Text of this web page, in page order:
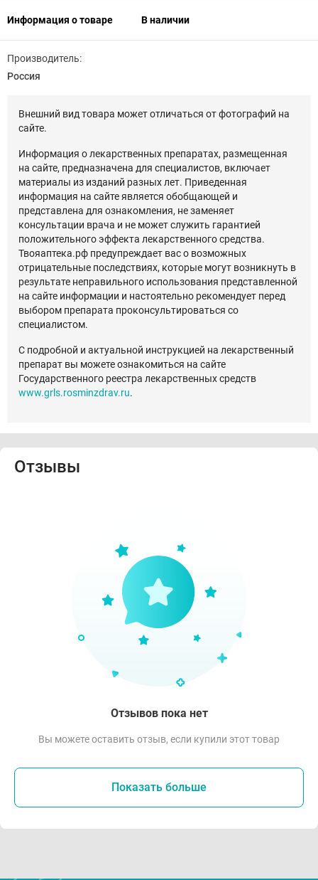
Информация о товаре В наличии
Производитель:
Россия
Внешний вид товара может отличаться от фотографий на
сайте.
Информация о лекарственных препаратах, размещенная
на сайте, предназначена для специалистов, включает
материалы из изданий разных лет. Приведенная
информация на сайте является обобщающей и
представлена для ознакомления, не заменяет
консультации врача и не может служить гарантией
положительного эффекта лекарственного средства.
Твояаптека.рф предупреждает вас о возможных
отрицательные последствиях, которые могут возникнуть в
результате неправильного использования представленной
на сайте информации и настоятельно рекомендует перед
выбором препарата проконсультироваться со
специалистом.
С подробной и актуальной инструкцией на лекарственный
препарат вы можете ознакомиться на сайте
Государственного реестра лекарственных средств
www.grls.rosminzdrav.ru.
Отзывы
Отзывов пока нет
Вы можете оставить отзыв, если купили этот товар
Показать больше